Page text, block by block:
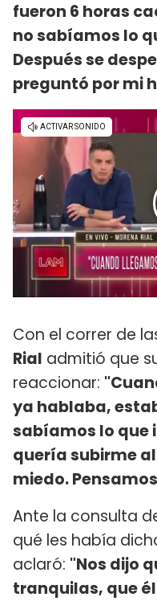
fueron 6 horas
no sabíamos lo
Después se
preguntó por mi
Con el correr de
Rial admitió que
reaccionar:
ya hablaba,
sabíamos lo que
quería subirme
miedo.
Ante la consulta
qué les había
aclaró: "Nos dijo
tranquilas, que